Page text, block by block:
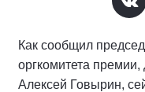
Как сообщил
оргкомитета
Алексей Говырин,